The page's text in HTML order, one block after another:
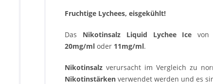
Fruchtige Lychees, eisgekühlt!
Das Nikotinsalz Liquid Lychee Icevon
20mg/ml oder 11mg/ml.
Nikotinsalz verursacht im Vergleich zu
Nikotinstärken verwendet werden und es